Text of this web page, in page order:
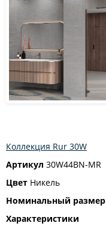
Коллекция Rur 30W
Артикул 30W44BN-MR
Цвет Никель
Номинальный размер
Характеристики